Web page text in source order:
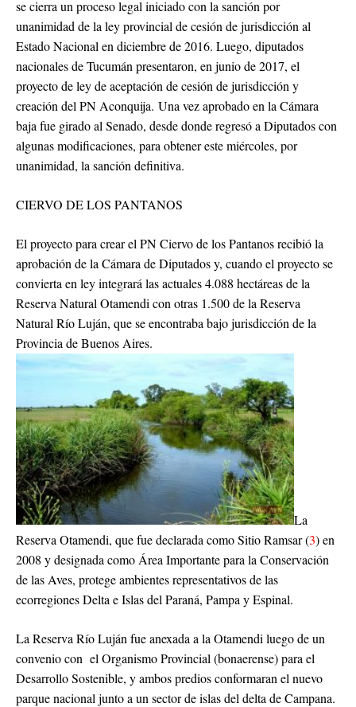
se cierra un proceso legal iniciado con la sanción por
unanimidad de la ley provincial de cesión de jurisdicción al
Estado Nacional en diciembre de 2016. Luego, diputados
nacionales de Tucumán presentaron, en junio de 2017, el
proyecto de ley de aceptación de cesión de jurisdicción y
creación del PN Aconquija. Una vez aprobado en la Cámara
baja fue girado al Senado, desde donde regresó a Diputados con
algunas modificaciones, para obtener este miércoles, por
unanimidad, la sanción definitiva.
CIERVO DE LOS PANTANOS
El proyecto para crear el PN Ciervo de los Pantanos recibió la
aprobación de la Cámara de Diputados y, cuando el proyecto se
convierta en ley integrará las actuales 4.088 hectáreas de la
Reserva Natural Otamendi con otras 1.500 de la Reserva
Natural Río Luján, que se encontraba bajo jurisdicción de la
Provincia de Buenos Aires.
La
Reserva Otamendi, que fue declarada como Sitio Ramsar (3) en
2008 y designada como Área Importante para la Conservación
de las Aves, protege ambientes representativos de las
ecorregiones Delta e Islas del Paraná, Pampa y Espinal.
La Reserva Río Luján fue anexada a la Otamendi luego de un
convenio con el Organismo Provincial (bonaerense) para el
Desarrollo Sostenible, y ambos predios conformaran el nuevo
parque nacional junto a un sector de islas del delta de Campana.